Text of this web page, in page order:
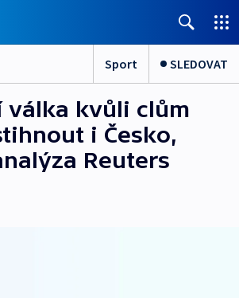
Sport SLEDOVAT
válka kvůli clům
i Česko,
Reuters